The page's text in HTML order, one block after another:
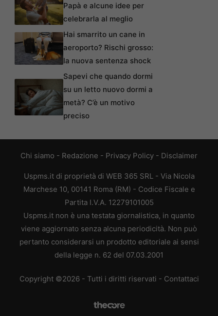
Papà e alcune idee per
celebrarla al meglio
Hai smarrito un cane in
aeroporto? Rischi grosso:
la nuova sentenza shock
Sapevi che quando dormi
su un letto nuovo dormi a
metà? C’è un motivo
preciso
Chi siamo - Redazione - Privacy Policy - Disclaimer
Uspms.it di proprietà di WEB 365 SRL - Via Nicola
Marchese 10, 00141 Roma (RM) - Codice Fiscale e
Partita I.V.A. 12279101005
Uspms.it non è una testata giornalistica, in quanto
viene aggiornato senza alcuna periodicità. Non può
pertanto considerarsi un prodotto editoriale ai sensi
della legge n. 62 del 07.03.2001
Copyright ©2026 - Tutti i diritti riservati - Contattaci